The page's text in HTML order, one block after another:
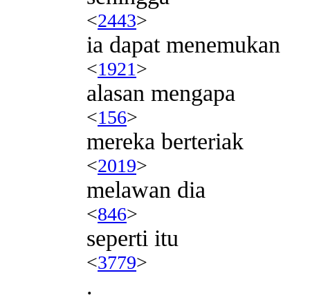
<2443>
ia dapat menemukan
<1921>
alasan mengapa
<156>
mereka berteriak
<2019>
melawan dia
<846>
seperti itu
<3779>
.